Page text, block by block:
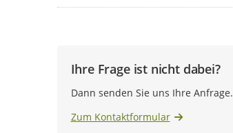
Ihre Frage ist nicht dabei?
Dann senden Sie uns Ihre Anfrage.
Zum Kontaktformular